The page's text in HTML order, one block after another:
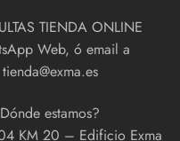
TIENDA ONLINE
Web, ó email a
tienda@exma.es
Dónde estamos?
KM 20 – Edificio Exma